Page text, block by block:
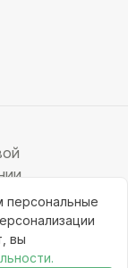
вы даете
данных.
с
персональные
вы